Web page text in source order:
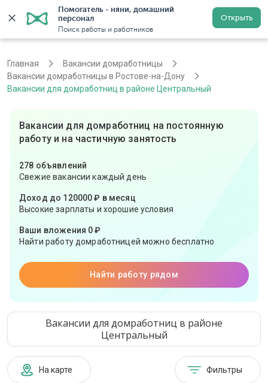
Помогатель - няни, домашний
персонал
Поиск работы и работников
Открыть
Ростов-на-Дону Регистрация
Главная
Вакансии домработницы
Вакансии домработницы в Ростове-на-Дону
Вакансии для домработниц в районе Центральный
Вакансии для домработниц на постоянную
работу и на частичную занятость
278 объявлений
Свежие вакансии каждый день
Доход до 120000 ₽ в месяц
Высокие зарплаты и хорошие условия
Ваши вложения 0 ₽
Найти работу домработницей можно бесплатно
Найти работу рядом
Вакансии для домработниц в районе
Центральный
На карте Фильтры